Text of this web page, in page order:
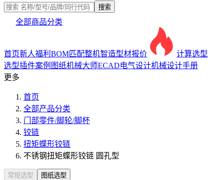
搜索
全部商品分类
首页新人福利 BOM匹配整机智造型材报价
计算选型
选型插件案例图纸机械大师ECAD电气设计机械设计手册
更多
首页
全部产品分类
门部零件/脚轮/脚杯
铰链
扭矩蝶形铰链
不锈钢扭矩蝶形铰链 圆孔型
常规选型 图纸选型